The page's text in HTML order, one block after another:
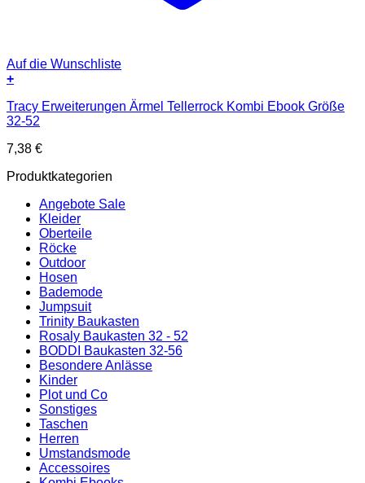
Auf die Wunschliste
+
Tracy Erweiterungen Ärmel Tellerrock Kombi Ebook Größe
32-52
7,38 €
Produktkategorien
Angebote Sale
Kleider
Oberteile
Röcke
Outdoor
Hosen
Bademode
Jumpsuit
Trinity Baukasten
Rosaly Baukasten 32 - 52
BODDI Baukasten 32-56
Besondere Anlässe
Kinder
Plot und Co
Sonstiges
Taschen
Herren
Umstandsmode
Accessoires